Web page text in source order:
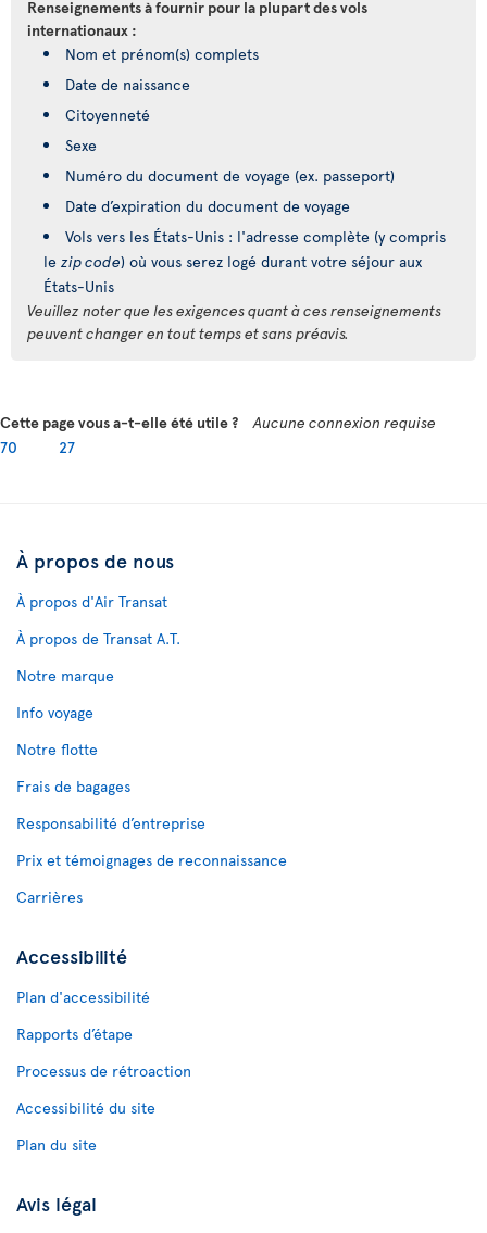
Renseignements à fournir pour la plupart des vols
internationaux :
Nom et prénom(s) complets
Date de naissance
Citoyenneté
Sexe
Numéro du document de voyage (ex. passeport)
Date d’expiration du document de voyage
Vols vers les États-Unis : l'adresse complète (y compris
le zip code) où vous serez logé durant votre séjour aux
États-Unis
Veuillez noter que les exigences quant à ces renseignements
peuvent changer en tout temps et sans préavis.
Cette page vous a-t-elle été utile ?
Aucune connexion requise
70
27
À propos de nous
À propos d'Air Transat
À propos de Transat A.T.
Notre marque
Info voyage
Notre flotte
Frais de bagages
Responsabilité d’entreprise
Prix et témoignages de reconnaissance
Carrières
Accessibilité
Plan d'accessibilité
Rapports d’étape
Processus de rétroaction
Accessibilité du site
Plan du site
Avis légal